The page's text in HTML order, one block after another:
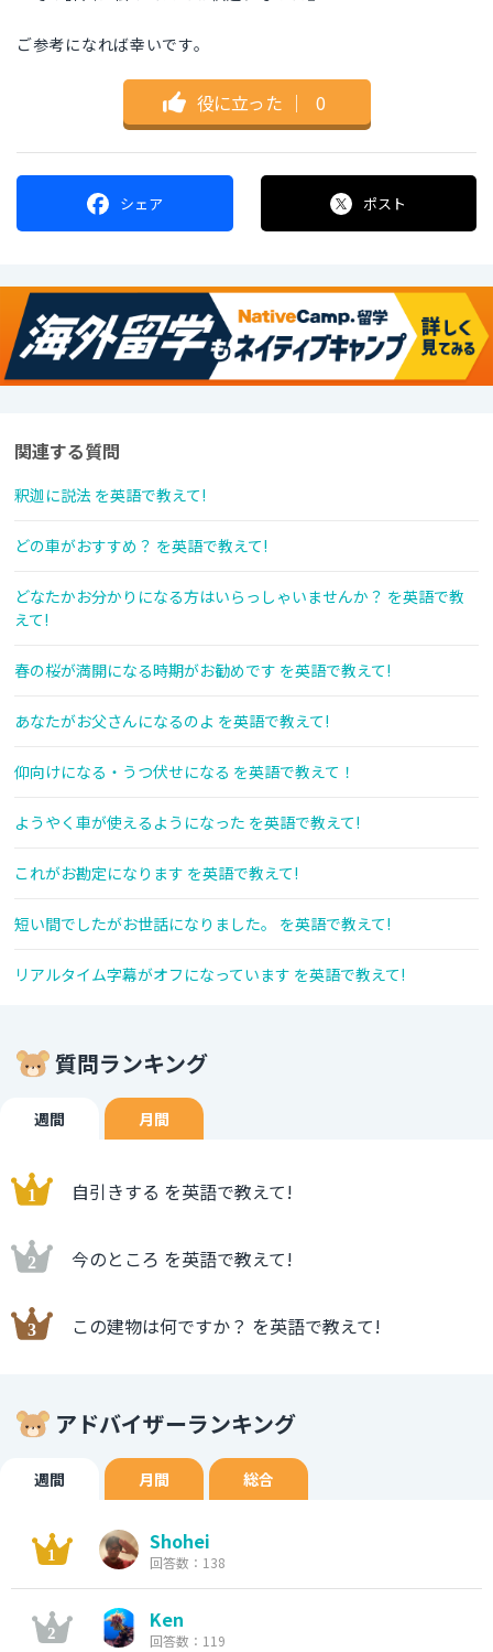
ご参考になれば幸いです。
役に立った ｜ 0
シェア ポスト
関連する質問
釈迦に説法 を英語で教えて!
どの車がおすすめ？ を英語で教えて!
どなたかお分かりになる方はいらっしゃいませんか？ を英語で教
えて!
春の桜が満開になる時期がお勧めです を英語で教えて!
あなたがお父さんになるのよ を英語で教えて!
仰向けになる・うつ伏せになる を英語で教えて！
ようやく車が使えるようになった を英語で教えて!
これがお勘定になります を英語で教えて!
短い間でしたがお世話になりました。 を英語で教えて!
リアルタイム字幕がオフになっています を英語で教えて!
質問ランキング
週間 月間
自引きする を英語で教えて!
今のところ を英語で教えて!
この建物は何ですか？ を英語で教えて!
アドバイザーランキング
週間 月間 総合
Shohei
回答数：138
Ken
回答数：119